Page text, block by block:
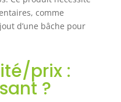
bon drainage
de
à long
de
pousser des
à grand
comme
d’une bâche pour
prix :
?